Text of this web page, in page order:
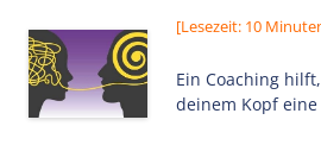
[Lesezeit: 10
Ein Coaching
deinem Kopf